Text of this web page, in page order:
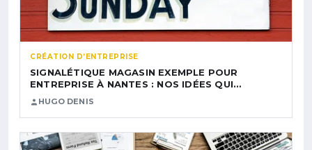
CRÉATION D’ENTREPRISE
SIGNALÉTIQUE MAGASIN EXEMPLE POUR
ENTREPRISE À NANTES : NOS IDÉES QUI…
HUGO DENIS